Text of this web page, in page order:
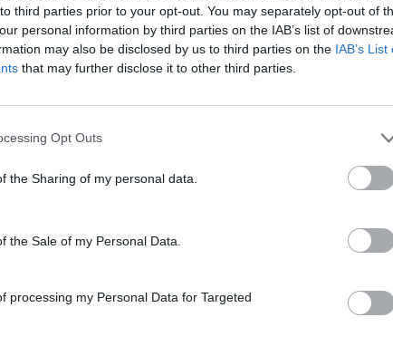
third parties prior to your opt-out. You may separately opt-out of
personal information by third parties on the IAB’s list of
may also be disclosed by us to third parties on the IAB’s List
that may further disclose it to other third parties.
Opt Outs
the Sharing of my personal data.
the Sale of my Personal Data.
processing my Personal Data for Targeted
A